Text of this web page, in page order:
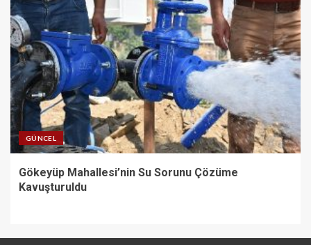
GÜNCEL
Gökeyüp Mahallesi’nin Su Sorunu Çözüme
Kavuşturuldu